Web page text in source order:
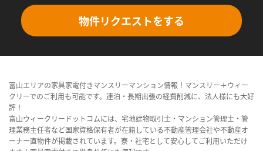
物件リクエストをする
富山エリアの家具家電付きマンスリーマンション情報！マンスリー＋ウィー
クリーでのご利用も可能です。連泊・長期出張の経費削減に、法人様にも大好
評！
富山ウィークリードットコムには、宅地建物取引士・マンション管理士・管
理業務主任者など国家資格保有者が在籍している不動産管理会社や不動産オ
ーナー直物件が掲載されています。寮・社宅として安心してご利用いただけ